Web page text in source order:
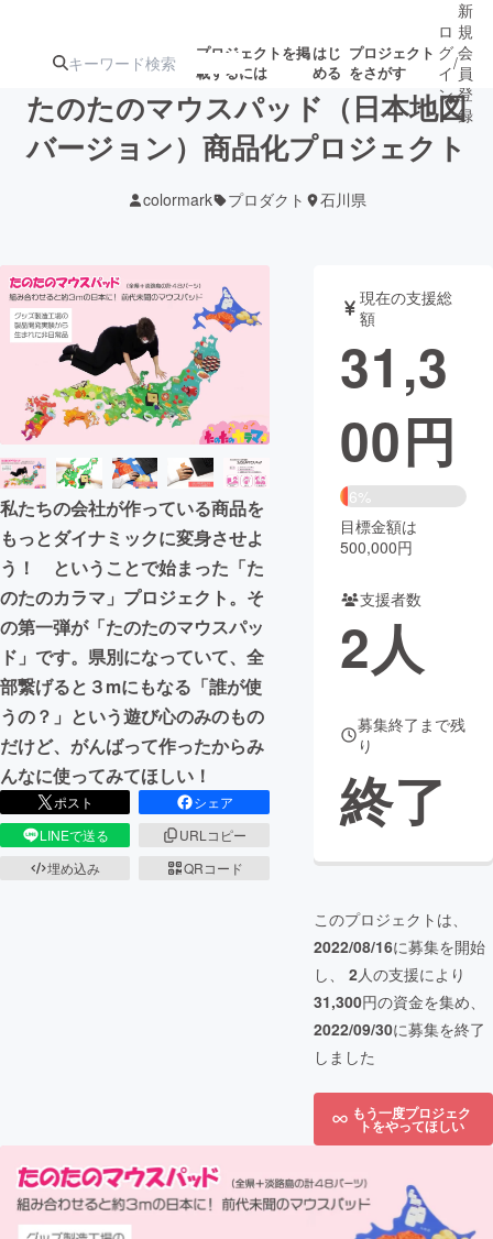
プロジェクトを掲
載するには
はじ
める
プロジェクト
をさがす
ターン
注目の新着プロ
ジェクト
募集終了が近いプ
ロジェクト
アート・写真 音楽
テクノロジー・ガジェット ゲーム・
映像・映画 書籍・雑誌
ビジネス・起業 チャレンジ
まちづくり・地域活性化
CAMPFIRE for Social Good
CAMPFIRE Creation
CAMPFIREふるさと納税machi-ya コミュニティ
ロ
グ
イ
ン
/
新
規
会
員
登
録
たのたのマウスパッド（日本地図
バージョン）商品化プロジェクト
colormark プロダクト 石川県
私たちの会社が作っている商品を
もっとダイナミックに変身させよ
う！ ということで始まった「た
のたのカラマ」プロジェクト。そ
の第一弾が「たのたのマウスパッ
ド」です。県別になっていて、全
部繋げると３mにもなる「誰が使
うの？」という遊び心のみのもの
だけど、がんばって作ったからみ
んなに使ってみてほしい！
ポスト
シェア
LINEで送る
URLコピー
埋め込み
QRコード
現在の支援総
額
31,3
00円
6%
目標金額は
500,000円
支援者数
2人
募集終了まで残
り
終了
このプロジェクトは、
2022/08/16に募集を開始
し、 2人の支援により
31,300円の資金を集め、
2022/09/30に募集を終了
しました
もう一度プロジェク
トをやってほしい